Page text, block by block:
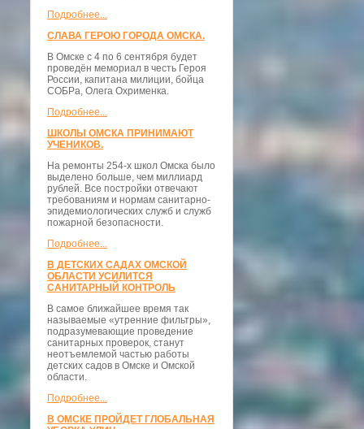
Подробнее...
СЛАВА ГЕРОЮ ГОРОДА ОМСКА.
В Омске с 4 по 6 сентября будет
проведён мемориал в честь Героя
России, капитана милиции, бойца
СОБРа, Олега Охрименка.
Подробнее...
ШКОЛЫ ОМСКА ПРИНИМАЮТ
УЧЕНИКОВ.
На ремонты 254-х школ Омска было
выделено больше, чем миллиард
рублей. Все постройки отвечают
требованиям и нормам санитарно-
эпидемиологических служб и служб
пожарной безопасности.
Подробнее...
В ДЕТСКИХ САДАХ ОМСКОЙ
ОБЛАСТИ УСИЛИТСЯ
САНИТАРНЫЙ КОНТРОЛЬ
В самое ближайшее время так
называемые «утренние фильтры»,
подразумевающие проведение
санитарных проверок, станут
неотъемлемой частью работы
детских садов в Омске и Омской
области.
Подробнее...
В ОМСКЕ ПРОЙДЕТ ГЛОБАЛЬНАЯ